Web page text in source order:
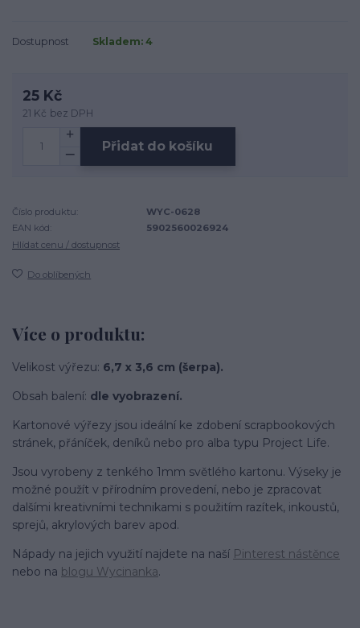
Dostupnost Skladem: 4
25 Kč
21 Kč bez DPH
Přidat do košíku
Číslo produktu:
WYC-0628
EAN kód:
5902560026924
Hlídat cenu / dostupnost
Do oblíbených
Více o produktu:
Velikost výřezu: 6,7 x 3,6 cm (šerpa).
Obsah balení: dle vyobrazení.
Kartonové výřezy jsou ideální ke zdobení scrapbookových
stránek, přáníček, deníků nebo pro alba typu Project Life.
Jsou vyrobeny z tenkého 1mm světlého kartonu. Výseky je
možné použít v přírodním provedení, nebo je zpracovat
dalšími kreativními technikami s použitím razítek, inkoustů,
sprejů, akrylových barev apod.
Nápady na jejich využití najdete na naší Pinterest nástěnce
nebo na blogu Wycinanka.